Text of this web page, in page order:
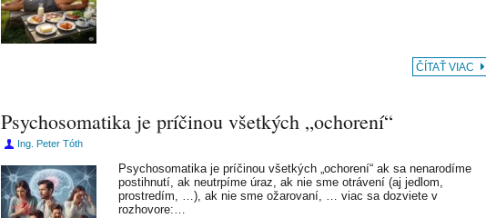
ČÍTAŤ VIAC
Psychosomatika je príčinou všetkých „ochorení“
Ing. Peter Tóth
Psychosomatika je príčinou všetkých „ochorení“ ak sa nenarodíme
postihnutí, ak neutrpíme úraz, ak nie sme otrávení (aj jedlom,
prostredím, …), ak nie sme ožarovaní, … viac sa dozviete v
rozhovore:…